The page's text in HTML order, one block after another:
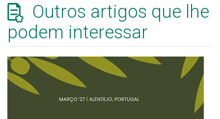
Outros artigos que lhe
podem interessar